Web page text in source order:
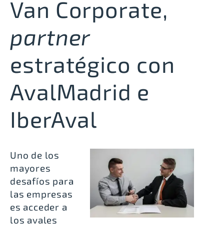
Van Corporate,
partner
estratégico con
AvalMadrid e
IberAval
Uno de los
mayores
desafíos para
las empresas
es acceder a
los avales